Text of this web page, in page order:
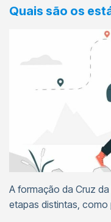
Quais são os
A formação da Cruz
etapas distintas, como